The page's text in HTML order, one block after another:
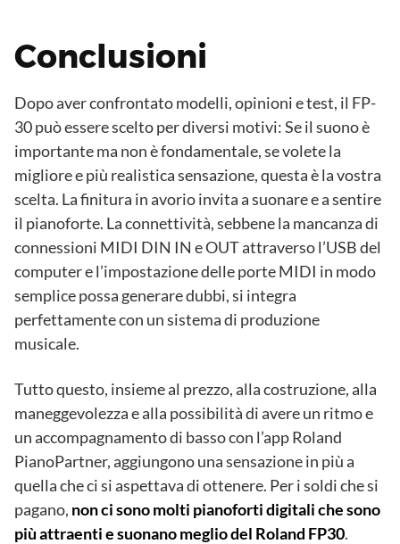
Conclusioni
Dopo aver confrontato modelli, opinioni e test, il FP-
30 può essere scelto per diversi motivi: Se il suono è
importante ma non è fondamentale, se volete la
migliore e più realistica sensazione, questa è la vostra
scelta. La finitura in avorio invita a suonare e a sentire
il pianoforte. La connettività, sebbene la mancanza di
connessioni MIDI DIN IN e OUT attraverso l’USB del
computer e l’impostazione delle porte MIDI in modo
semplice possa generare dubbi, si integra
perfettamente con un sistema di produzione
musicale.
Tutto questo, insieme al prezzo, alla costruzione, alla
maneggevolezza e alla possibilità di avere un ritmo e
un accompagnamento di basso con l’app Roland
PianoPartner, aggiungono una sensazione in più a
quella che ci si aspettava di ottenere. Per i soldi che si
pagano, non ci sono molti pianoforti digitali che sono
più attraenti e suonano meglio del Roland FP30.